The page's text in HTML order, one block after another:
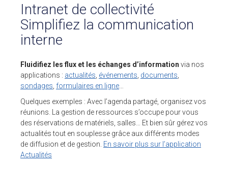
Intranet de collectivité
Simplifiez la communication
interne
Fluidifiez les flux et les échanges d’information via nos
applications : actualités événements documents
sondages formulaires en ligne
Quelques exemples : Avec l’agenda partagé, organisez vos
réunions. La gestion de ressources s’occupe pour vous
des réservations de matériels, salles… Et bien sûr gérez vos
actualités tout en souplesse grâce aux différents modes
de diffusion et de gestion. En savoir plus sur l’application
Actualités